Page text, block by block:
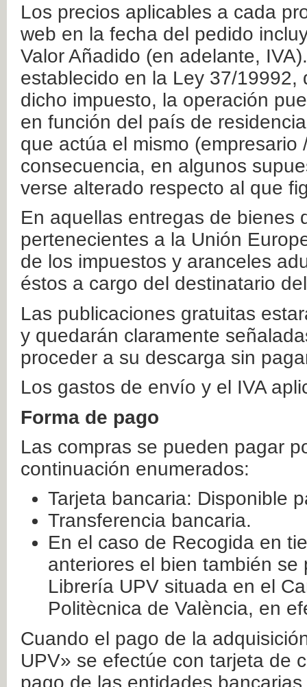
Los precios aplicables a cada
web en la fecha del pedido
Valor Añadido (en adelante,
establecido en la Ley 37/
dicho impuesto, la operación
en función del país de
que actúa el mismo
consecuencia, en algunos
verse alterado respecto al que
En aquellas entregas de bienes
pertenecientes a la Unión
de los impuestos y aranceles
éstos a cargo del destinatario
Las publicaciones gratuitas
y quedarán claramente
proceder a su descarga sin
Los gastos de envío y el IVA
Forma de pago
Las compras se pueden pagar
continuación enumerados:
Tarjeta bancaria: Disponible
Transferencia bancaria.
En el caso de Recogida en
anteriores el bien también
Librería UPV situada en el
Politècnica de València, en
Cuando el pago de la
UPV» se efectúe con tarjeta de
pago de las entidades